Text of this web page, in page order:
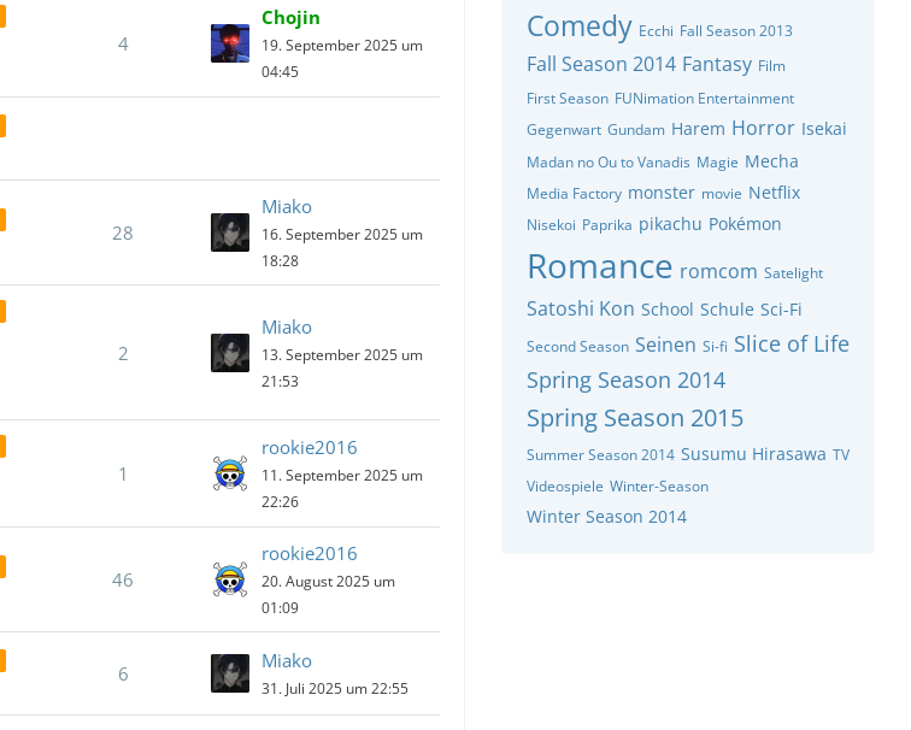
4
Chojin
19. September 2025 um
04:45
28
Miako
16. September 2025 um
18:28
2
Miako
13. September 2025 um
21:53
1
rookie2016
11. September 2025 um
22:26
46
rookie2016
20. August 2025 um
01:09
6
Miako
31. Juli 2025 um 22:55
Comedy Ecchi Fall Season 2013
Fall Season 2014 Fantasy Film
First Season FUNimation Entertainment
Gegenwart Gundam Harem Horror Isekai
Madan no Ou to Vanadis Magie Mecha
Media Factory monster movie Netflix
Nisekoi Paprika pikachu Pokémon
Romance romcom Satelight
Satoshi Kon School Schule Sci-Fi
Second Season Seinen Si-fi Slice of Life
Spring Season 2014
Spring Season 2015
Summer Season 2014 Susumu Hirasawa TV
Videospiele Winter-Season
Winter Season 2014